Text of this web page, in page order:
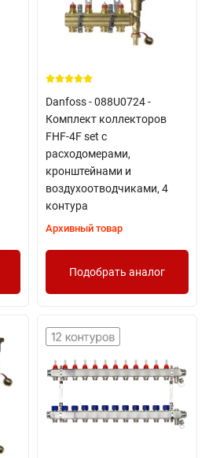
Danfoss - 088U0724 -
Комплект коллекторов
FHF-4F set с
расходомерами,
кронштейнами и
воздухоотводчиками, 4
контура
Архивный товар
Подобрать аналог